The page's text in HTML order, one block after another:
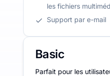
les fichiers
Support par e-mail
Basic
Parfait pour les